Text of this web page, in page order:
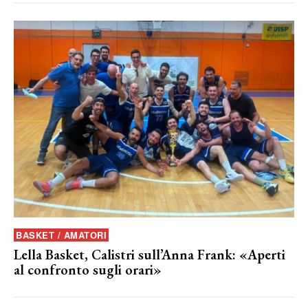
BASKET / AMATORI
Lella Basket, Calistri sull’Anna Frank: «Aperti
al confronto sugli orari»